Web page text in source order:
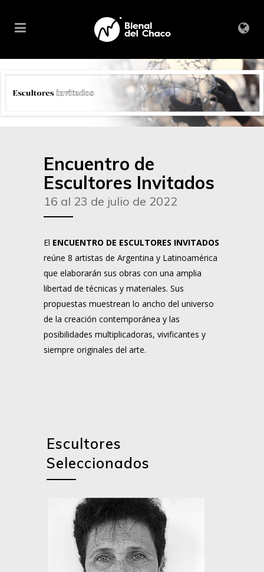
Encuentro de
Escultores Invitados
16 al 23 de julio de 2022
El ENCUENTRO DE ESCULTORES INVITADOS
reúne 8 artistas de Argentina y Latinoamérica
que elaborarán sus obras con una amplia
libertad de técnicas y materiales. Sus
propuestas muestrean lo ancho del universo
de la creación contemporánea y las
posibilidades multiplicadoras, vivificantes y
siempre originales del arte.
Escultores
Seleccionados